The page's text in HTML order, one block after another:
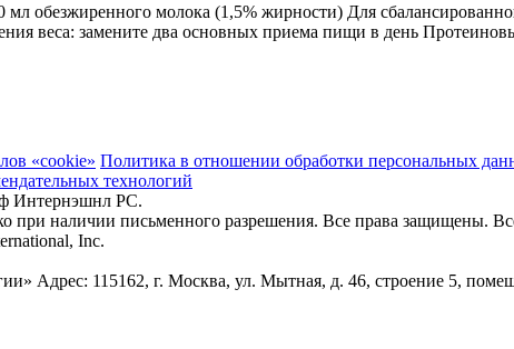
обезжиренного молока (1,5% жирности) Для
веса: замените два основных приема пищи в день
«cookie» Политика в отношении обработки персональных
технологий
Интернэшнл РС.
при наличии письменного разрешения. Все права защищены.
Inc.
Адрес: 115162, г. Москва, ул. Мытная, д. 46, строение 5,